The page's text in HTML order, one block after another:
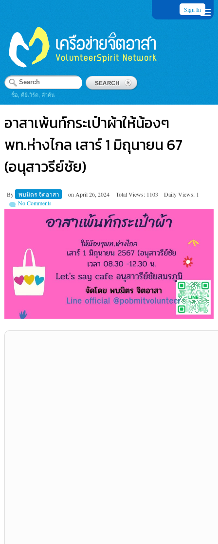
Sign In
ชื่อ, คีย์เวิร์ด, คำค้น
อาสาเพ้นท์กระเป๋าผ้าให้น้องๆ
พท.ห่างไกล เสาร์ 1 มิถุนายน 67
(อนุสาวรีย์ชัย)
By พบมิตร จิตอาสา on April 26, 2024 Total Views: 1103
Daily Views: 1
No Comments